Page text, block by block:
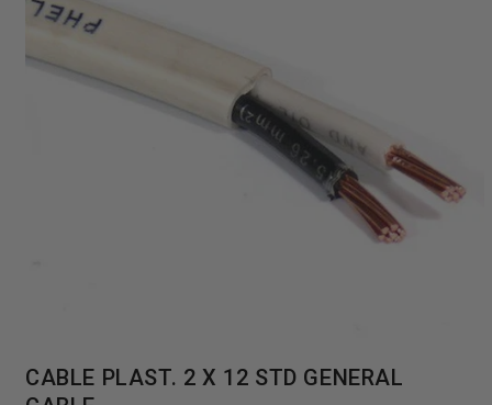
multimedia
1
CABLE PLAST. 2 X 12 STD GENERAL